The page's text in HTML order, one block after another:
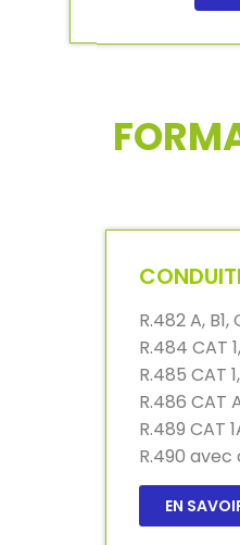
R.482 A, B1,
R.484 CAT 1,
R.485 CAT
R.486 CAT
R.489 CAT
R.490
EN